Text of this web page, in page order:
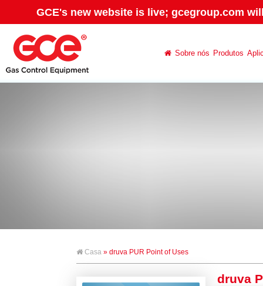
GCE's new website is live; gcegroup.com
Sobre nós Produtos
Casa » druva PUR Point of Uses
druva